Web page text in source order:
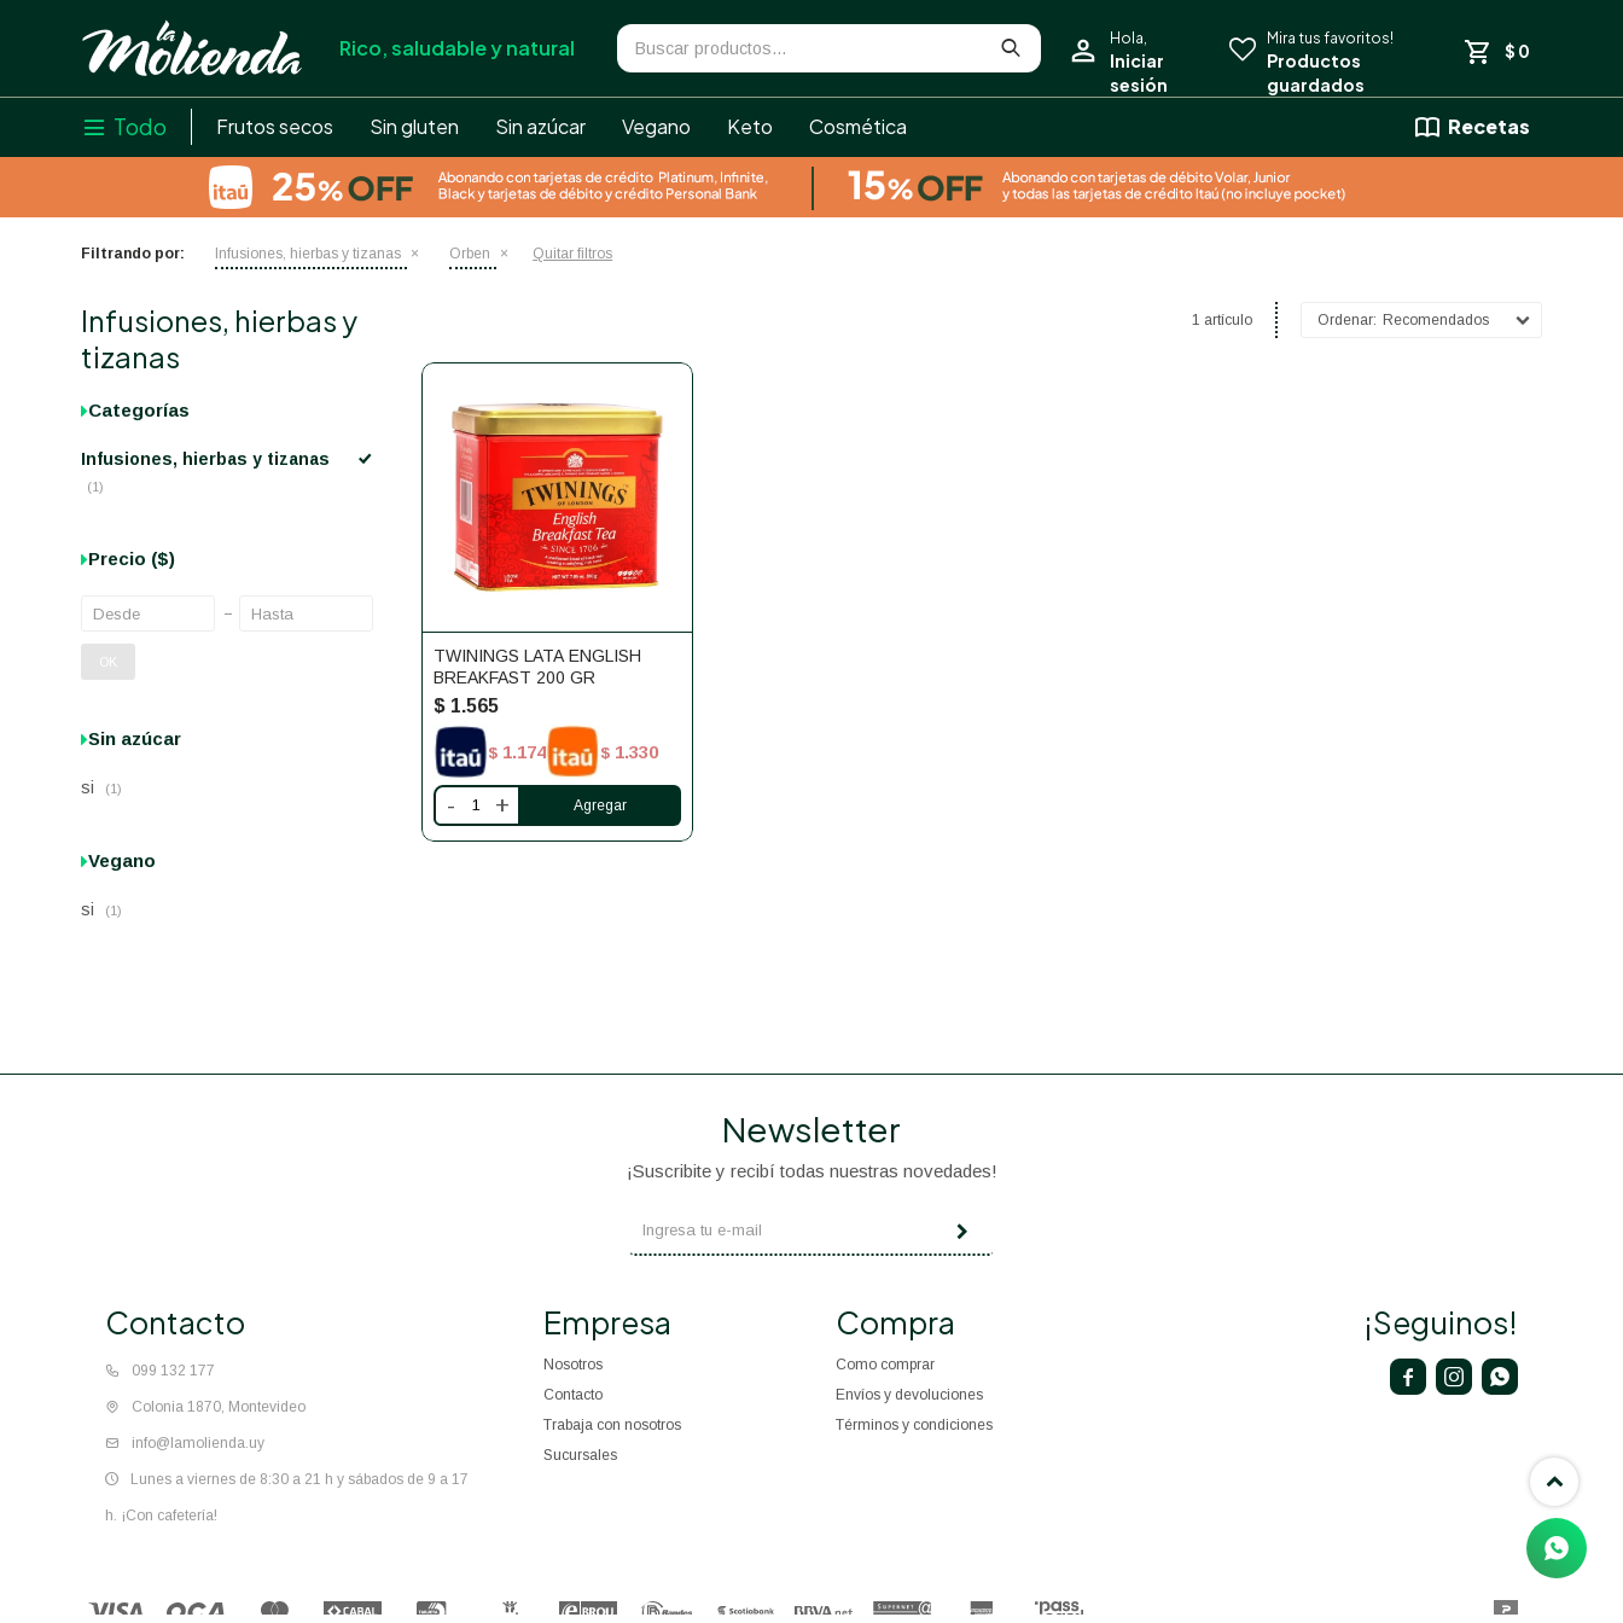
Rico, saludable y natural
 Todo Frutos secos Sin gluten Sin azúcar Vegano Keto Cosmética Recetas
$ 0
Filtrando por: Infusiones, hierbas y tizanas Orben Quitar filtros
1 artículo Recomendados
TWININGS LATA ENGLISH
BREAKFAST 200 GR
$ 1.565
$ 1.174 $ 1.330
- +
Infusiones, hierbas y
tizanas
Categorías
Infusiones, hierbas y tizanas
(1)
Precio ($)
OK
Sin azúcar
si (1)
Vegano
si (1)
Contacto
099 132 177
Colonia 1870, Montevideo
info@lamolienda.uy
Lunes a viernes de 8:30 a 21 h y sábados de 9 a 17
h. ¡Con cafetería!
Empresa
Nosotros
Contacto
Trabaja con nosotros
Sucursales
Compra
Como comprar
Envíos y devoluciones
Términos y condiciones
Newsletter
¡Suscribite y recibí todas nuestras novedades!
¡Seguinos!
  
close
store
local_shipping
credit_card
help